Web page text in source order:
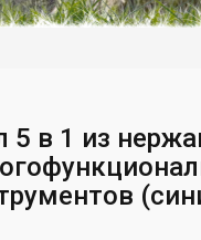
5 в 1 из